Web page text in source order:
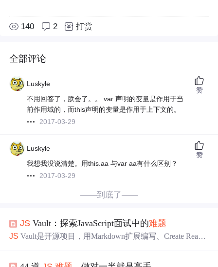
140 2 打赏
全部评论
Luskyle
不用回答了，朕会了。。 var 声明的变量是作用于当
前作用域的，而this声明的变量是作用于上下文的。
2017-03-29
赞
Luskyle
我想我没说清楚。用this.aa 与var aa有什么区别？
2017-03-29
赞
——到底了——
JS Vault：探索JavaScript面试中的难题
JS Vault是开源项目，用Markdown扩展编写、Create React